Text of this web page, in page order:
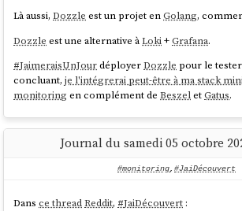
Là aussi,Dozzle est un projet enGolang,
Dozzle est une alternative àLoki+Grafana.
#JaimeraisUnJourdéployerDozzle pour le
concluant,je l'intégrerai peut-être à ma stack
monitoring en complément deBeszeletGatus.
Journal du samedi 05 octobre
#monitoring, #JaiDécouvert
Dansce thread Reddit, #JaiDécouvert :